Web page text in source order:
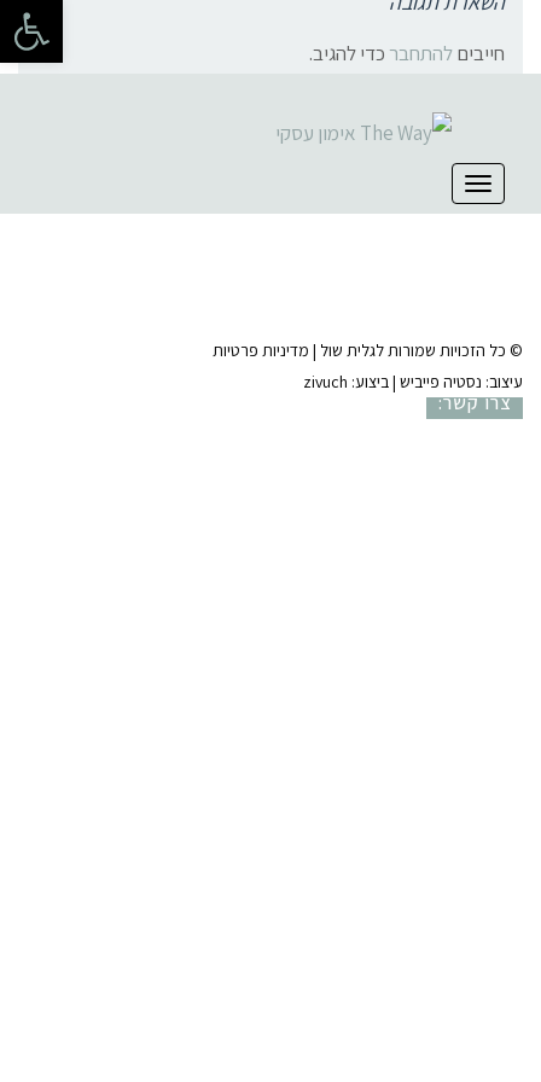
תפריט
חייביםלהתחבר כדי להגיב.
צרו קשר:
© כל הזכויות שמורות לגלית שול | מדיניות פרטיות
עיצוב: נסטיה פייביש | ביצוע: zivuch